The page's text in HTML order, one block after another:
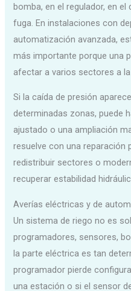
bomba, en el regulador, en
fuga. En instalaciones con
automatización avanzada,
más importante porque una
afectar a varios sectores a la
Si la caída de presión
determinadas zonas, puede
ajustado o una ampliación
resuelve con una reparación
redistribuir sectores o
recuperar estabilidad
Averías eléctricas y de
Un sistema de riego no es
programadores, sensores,
la parte eléctrica es tan
programador pierde
una estación o si el sensor